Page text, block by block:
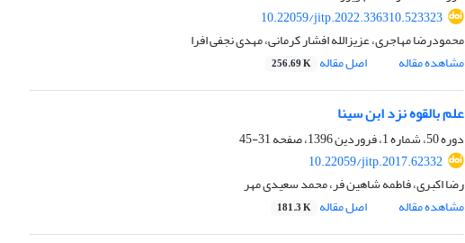
10.22059/jitp.2022.336310.523323
محمودرضا مهاجری، عزیزالله افشار کرمانی، مهدی نجفی افرا
مشاهده مقاله
اصل مقاله 256.69 K
علم بالقوه نزد ابن سینا
دوره 50، شماره 1، فروردین 1396، صفحه
31-45
10.22059/jitp.2017.62332
رضا اکبری، فاطمه شاهین فر، محمد سعیدی مهر
مشاهده مقاله
اصل مقاله 181.3 K